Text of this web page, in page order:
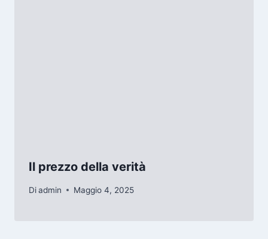
Il prezzo della verità
Diadmin Maggio 4, 2025